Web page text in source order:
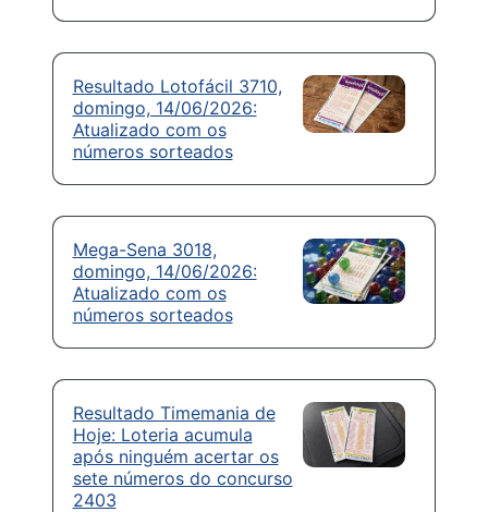
Resultado Lotofácil 3710,
domingo, 14/06/2026:
Atualizado com os
números sorteados
Mega-Sena 3018,
domingo, 14/06/2026:
Atualizado com os
números sorteados
Resultado Timemania de
Hoje: Loteria acumula
após ninguém acertar os
sete números do concurso
2403